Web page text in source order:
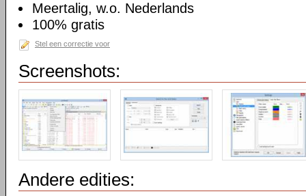
Meertalig, w.o. Nederlands
100% gratis
Stel een correctie voor
Screenshots:
Andere edities: